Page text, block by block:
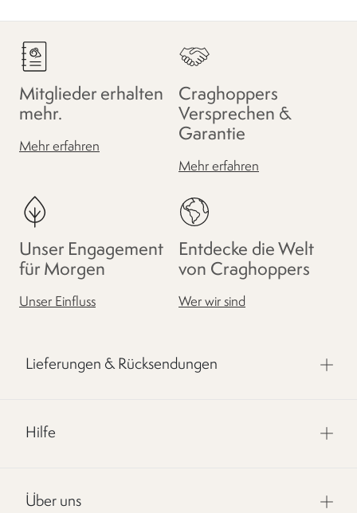
Mitglieder erhalten
mehr.
Mehr erfahren
Craghoppers
Versprechen &
Garantie
Mehr erfahren
Unser Engagement
für Morgen
Unser Einfluss
Entdecke die Welt
von Craghoppers
Wer wir sind
Lieferungen & Rücksendungen
Hilfe
Über uns